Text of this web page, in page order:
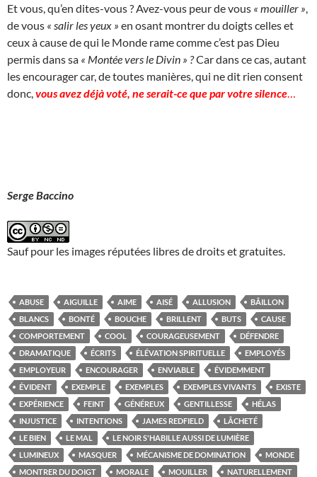
Et vous, qu’en dites-vous ? Avez-vous peur de vous « mouiller »
de vous « salir les yeux » en osant montrer du doigts celles et
ceux à cause de qui le Monde rame comme c’est pas Dieu
permis dans sa « Montée vers le Divin » ?Car dans ce cas, autant
les encourager car, de toutes manières, qui ne dit rien consent
donc, vous avez déjà voté, ne serait-ce que par votre silence
Serge Baccino
Sauf pour les images réputées libres de droits et gratuites.
ABUSE AIGUILLE AIME AISÉ ALLUSION
BÂILLON
BLANCS
BONTÉ BOUCHE BRILLENT BUTS
CAUSE
COMPORTEMENT
COOL COURAGEUSEMENT
DÉFENDRE
DRAMATIQUE
ÉCRITS ÉLÉVATION SPIRITUELLE
EMPLOYÉS
EMPLOYEUR
ENCOURAGER ENVIABLE
ÉVIDEMMENT
ÉVIDENT
EXEMPLE EXEMPLES EXEMPLES VIVANTS
EXISTE
EXPÉRIENCE
FEINT GÉNÉREUX GENTILLESSE
HÉLAS
INJUSTICE
INTENTIONS JAMES REDFIELD
LÂCHETÉ
LE BIEN
LE MAL
LE NOIR S'HABILLE AUSSI DE LUMIÈRE
LUMINEUX
MASQUER MÉCANISME DE DOMINATION
MONDE
MONTRER DU DOIGT
MORALE MOUILLER
NATURELLEMENT